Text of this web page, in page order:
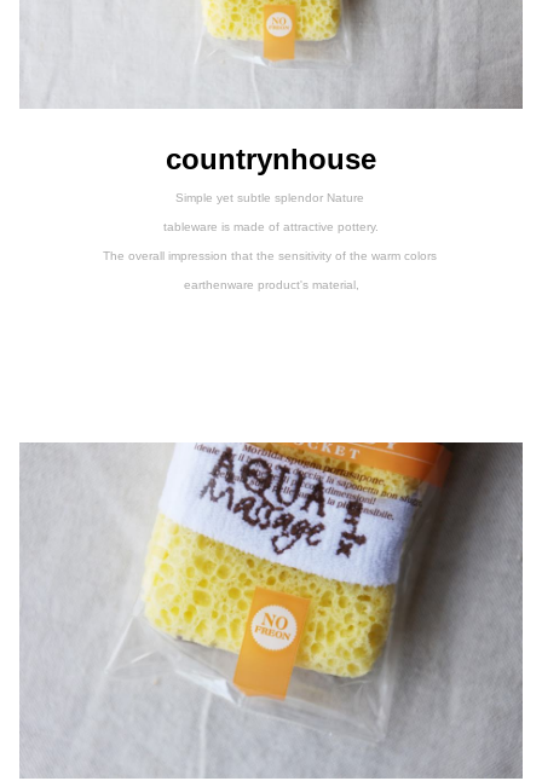
countrynhouse
Simple yet subtle splendor Nature
tableware is made of attractive pottery.
The overall impression that the sensitivity of the warm colors
earthenware product's material,